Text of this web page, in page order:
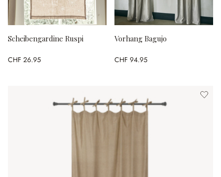
Scheibengardine Ruspi
CHF 26.95
Vorhang Bagujo
CHF 94.95